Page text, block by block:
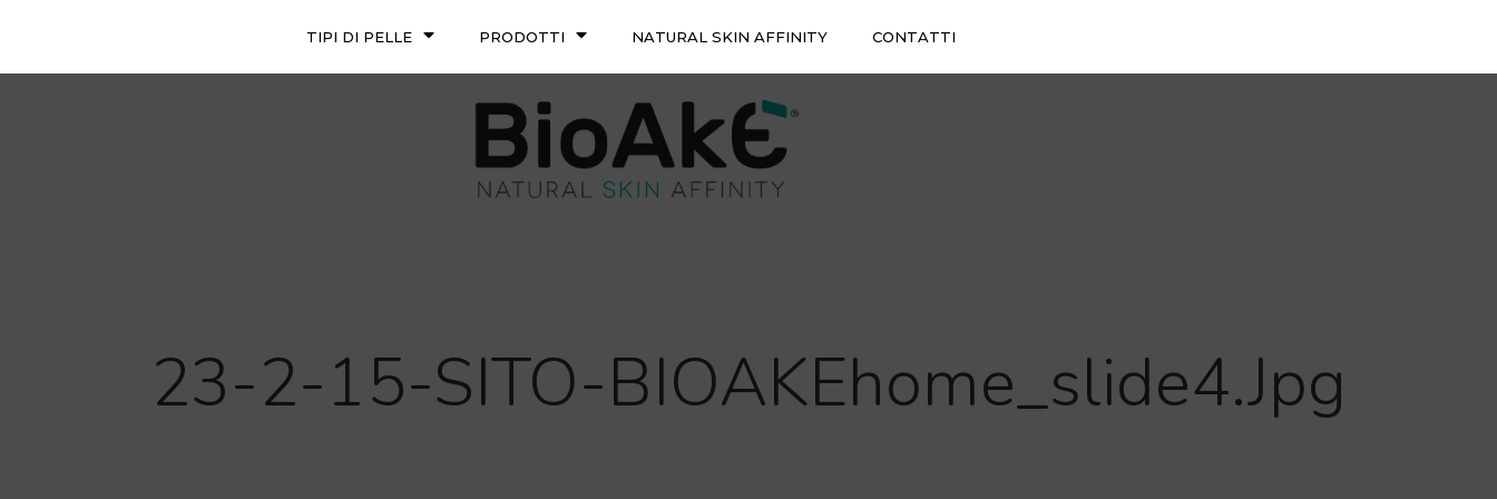
TIPI DI PELLE PRODOTTI NATURAL SKIN AFFINITY CONTATTI
23-2-15-SITO-BIOAKEhome_slide4.jpg